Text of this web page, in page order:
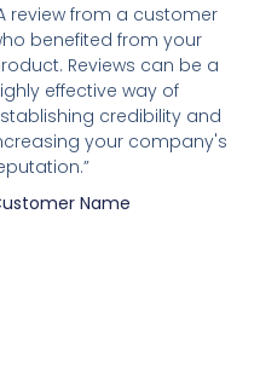
review from a customer
benefited from your
Reviews can be a
effective way of
credibility and
your company's
Name